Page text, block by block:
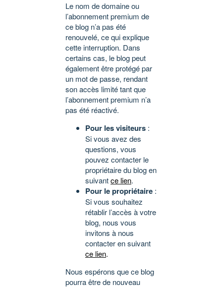
Le nom de domaine ou
l’abonnement premium de
ce blog n’a pas été
renouvelé, ce qui explique
cette interruption. Dans
certains cas, le blog peut
également être protégé par
un mot de passe, rendant
son accès limité tant que
l’abonnement premium n’a
pas été réactivé.
Pour les visiteurs :
Si vous avez des
questions, vous
pouvez contacter le
propriétaire du blog en
suivantce lien.
Pour le propriétaire :
Si vous souhaitez
rétablir l’accès à votre
blog, nous vous
invitons à nous
contacter en suivant
ce lien.
Nous espérons que ce blog
pourra être de nouveau